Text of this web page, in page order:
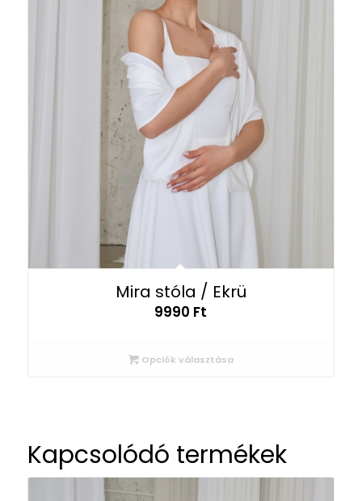
Mira stóla / Ekrü
9990 Ft
Opciók választása
Kapcsolódó termékek